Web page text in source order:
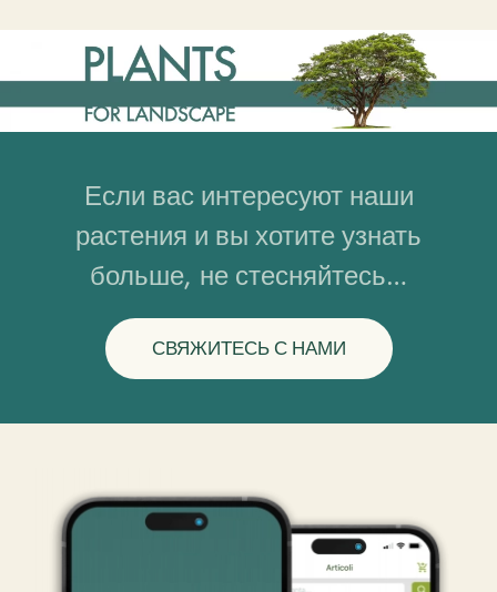
Если вас интересуют наши
растения и вы хотите узнать
больше, не стесняйтесь…
СВЯЖИТЕСЬ С НАМИ